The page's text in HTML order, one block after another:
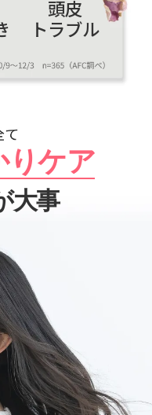
頭皮
トラブル
りケア
大事